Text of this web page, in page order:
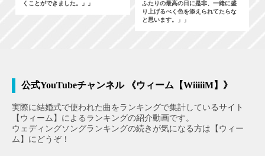
くことができました。」」
ふたりの最高の日に是非、一緒に盛
り上げるべく色を添えられてたらな
と思います。」」
公式YouTubeチャンネル 《ウィーム【WiiiiiM】》
実際に結婚式で使われた曲をランキングで集計しているサイト
【ウィーム】によるランキングの紹介動画です。
ウェディングソングランキングの続きが気になる方は【ウィー
ム】にどうぞ！